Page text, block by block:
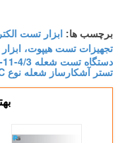
برچسب ها: ابزار تست
تجهیزات تست هیپوت،
تستر آشکارساز شعله نوع PLC